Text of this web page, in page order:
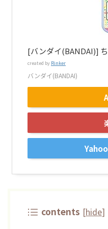
[バンダイ(BANDAI)]
created by Rinker
バンダイ(BANDAI)
contents [hide]